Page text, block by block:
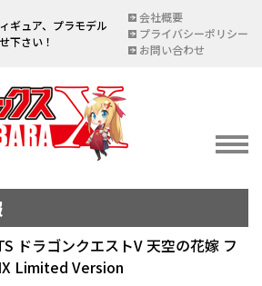
ギュア、プラモデル
下さい！
会社概要
プライバシーポリシー
お問い合わせ
ドラゴンクエストV 天空の花嫁 フ
Limited Version